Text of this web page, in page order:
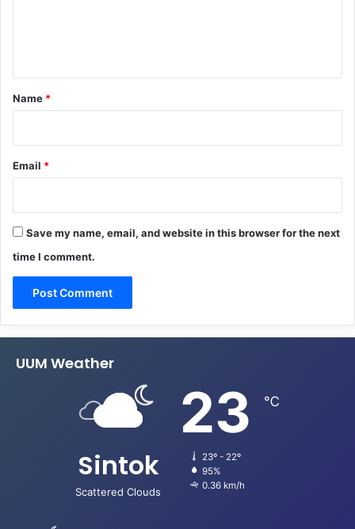
*
Name *
Email *
Save my name, email, and website in this browser for the next
time I comment.
UUM Weather
Sintok
Scattered Clouds
23 ℃
23º - 22º
95%
0.36 km/h